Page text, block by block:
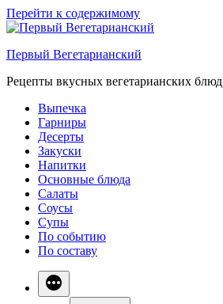
Перейти к содержимому
Первый Вегетарианский
Рецепты вкусных вегетарианских блюд
Выпечка
Гарниры
Десерты
Закуски
Напитки
Основные блюда
Салаты
Соусы
Супы
По событию
По составу